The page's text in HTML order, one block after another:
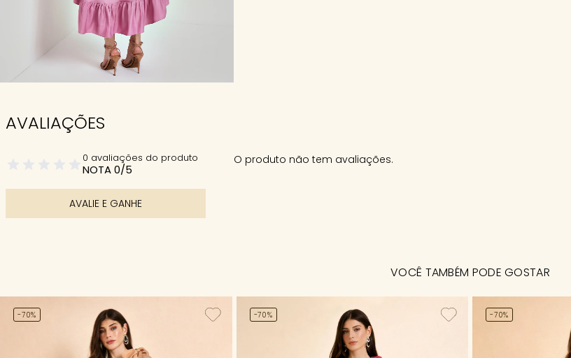
AVALIAÇÕES
0 avaliações do produto
NOTA 0/5
AVALIE E GANHE
O produto não tem avaliações.
VOCÊ TAMBÉM PODE GOSTAR
-70% -70% -70%